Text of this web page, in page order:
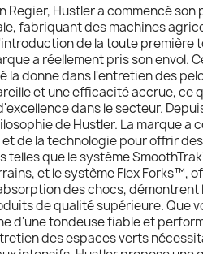
Regier, Hustler a commencé
fabriquant des machines
de la toute première
a réellement pris son envol.
la donne dans l'entretien des
et une efficacité accrue, ce
dans le secteur.
de Hustler. La marque a
de la technologie pour offrir
telles que le système
et le système Flex Forks™,
des chocs,
de qualité supérieure. Que
d'une tondeuse fiable et
des espaces verts